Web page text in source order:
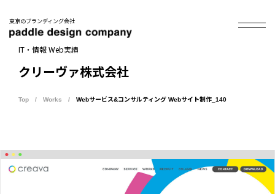
東京のブランディング会社
IT・情報 Web実績
クリーヴァ株式会社
Top Works Webサービス&コンサルティング Webサイト制作_140